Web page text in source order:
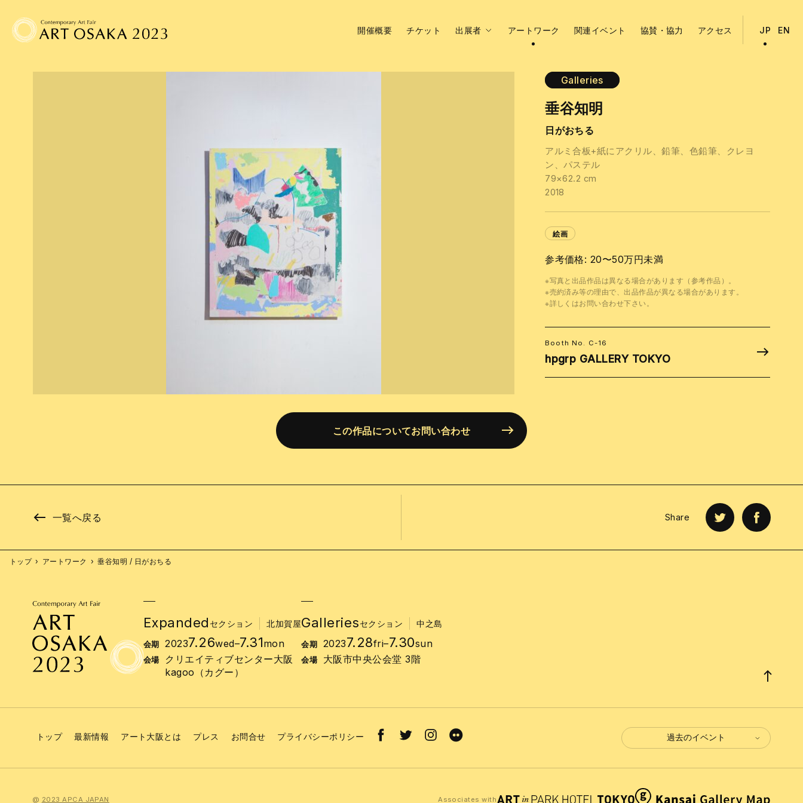
開催概要 チケット 出展者 アートワーク 関連イベント 協賛・協力 アクセス JP EN
Galleries
垂谷知明
日がおちる
アルミ合板+紙にアクリル、鉛筆、色鉛筆、クレヨ
ン、パステル
79×62.2 cm
2018
絵画
参考価格: 20〜50万円未満
※写真と出品作品は異なる場合があります（参考作品）。
※売約済み等の理由で、出品作品が異なる場合があります。
※詳しくはお問い合わせ下さい。
Booth No. C-16
hpgrp GALLERY TOKYO
この作品についてお問い合わせ
一覧へ戻る Share
トップ アートワーク 垂谷知明 / 日がおちる
Expanded セクション 北加賀屋
会期 20237.26wed–7.31mon
会場
クリエイティブセンター大阪
kagoo（カグー）
Galleriesセクション 中之島
会期 20237.28fri–7.30sun
会場 大阪市中央公会堂 3階
トップ 最新情報 アート大阪とは プレス お問合せ プライバシーポリシー 過去のイベント
Associates with
@ 2023 APCA JAPAN